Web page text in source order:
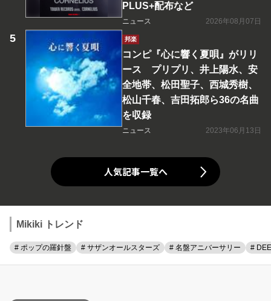
PLUS+配布など
ニュース 2026年08月07日
邦楽
コンピ『心に響く夏唄』がリリ
ース プリプリ、井上陽水、安
全地帯、松田聖子、西城秀樹、
松山千春、吉田拓郎ら36の名曲
を収録
ニュース 2023年06月13日
人気記事一覧へ
Mikiki トレンド
# ポップの羅針盤 # サザンオールスターズ # 名盤アニバーサリー #